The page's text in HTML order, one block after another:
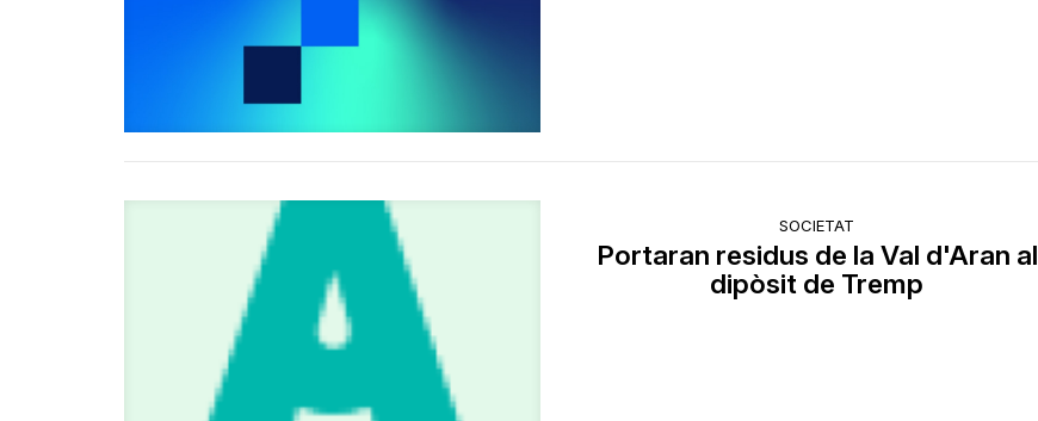
SOCIETAT
Portaran residus de la Val d'Aran al
dipòsit de Tremp